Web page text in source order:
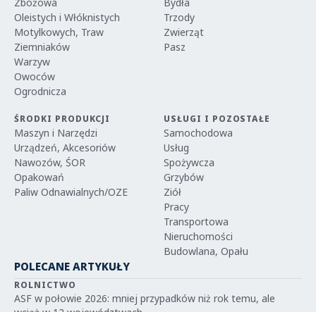
Oleistych i Włóknistych
Motylkowych, Traw
Ziemniaków
Warzyw
Owoców
Ogrodnicza
Trzody
Zwierząt
Pasz
ŚRODKI PRODUKCJI
Maszyn i Narzędzi
Urządzeń, Akcesoriów
Nawozów, ŚOR
Opakowań
Paliw Odnawialnych/OZE
USŁUGI I POZOSTAŁE
Samochodowa
Usług
Spożywcza
Grzybów
Ziół
Pracy
Transportowa
Nieruchomości
Budowlana, Opału
POLECANE ARTYKUŁY
ROLNICTWO
ASF w połowie 2026: mniej przypadków niż rok temu, ale